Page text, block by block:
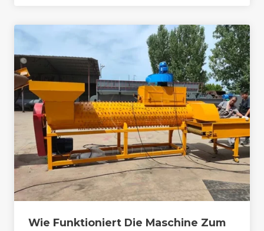
Wie Funktioniert Die Maschine Zum